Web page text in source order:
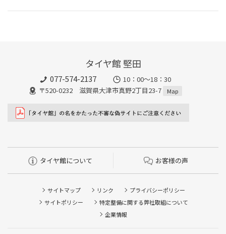
タイヤ館 堅田
077-574-2137
10：00～18：30
〒520-0232 滋賀県大津市真野2丁目23-7
Map
タイヤ館について お客様の声
サイトマップ リンク
プライバシーポリシー
サイトポリシー
特定整備に関する弊社取組について
企業情報